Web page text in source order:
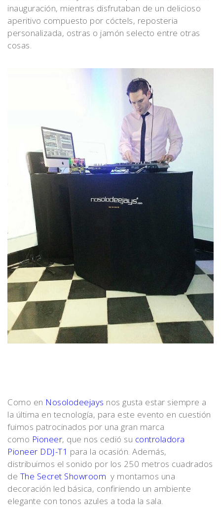
inauguración, mientras disfrutaban de un delicioso
aperitivo compuesto por cóctels, reposteria
personalizada, ostras o jamón selecto entre otras
cosas.
Como en Nosolodeejays nos gusta estar siempre a
la última en tecnología, para este evento en cuestión
fuimos patrocinados por una gran marca
como Pioneer, que nos cedió su controladora
Pioneer DDJ-T1 para la ocasión. Además,
distribuimos el sonido por los 250 metros cuadrados
de The Secret Showroom y montamos una
decoración led básica, confiriendo un ambiente
elegante con tonos azules a toda la sala.